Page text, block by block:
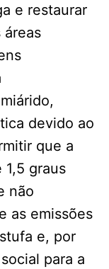
e restaurar
áreas
devido ao
que a
graus
não
as emissões
e, por
para a